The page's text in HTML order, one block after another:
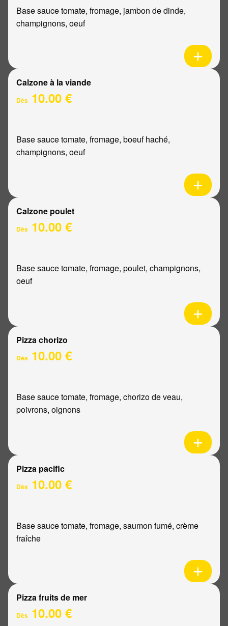
Base sauce tomate, fromage, jambon de dinde,
champignons, oeuf
Calzone à la viande
Dès 10.00 €
Base sauce tomate, fromage, boeuf haché,
champignons, oeuf
Calzone poulet
Dès 10.00 €
Base sauce tomate, fromage, poulet, champignons,
oeuf
Pizza chorizo
Dès 10.00 €
Base sauce tomate, fromage, chorizo de veau,
poivrons, oignons
Pizza pacific
Dès 10.00 €
Base sauce tomate, fromage, saumon fumé, crème
fraîche
Pizza fruits de mer
Dès 10.00 €